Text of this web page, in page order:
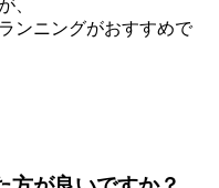
、
ンニングがおすすめで